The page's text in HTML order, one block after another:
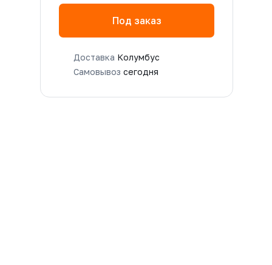
Под заказ
Доставка Колумбус
Самовывоз сегодня